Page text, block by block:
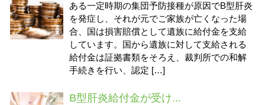
ある一定時期の集団予防接種が原因でB型肝炎
を発症し、それが元でご家族が亡くなった場
合、国は損害賠償として遺族に給付金を支給
しています。国から遺族に対して支給される
給付金は証拠書類をそろえ、裁判所での和解
手続きを行い、認定 […]
B型肝炎給付金が受け...